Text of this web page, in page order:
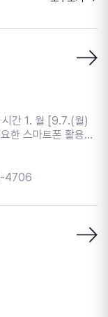
스마트폰 활용
들기 2. 수 [9.2.
장체험과 함께하
대상 :
신청가능 - 추가 신
좌에 한해 제한없이
보화교육 - 전화 신
4706